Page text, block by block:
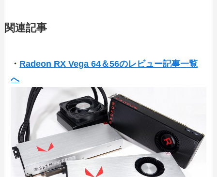
関連記事
・ Radeon RX Vega 64＆56のレビュー記事一覧
へ